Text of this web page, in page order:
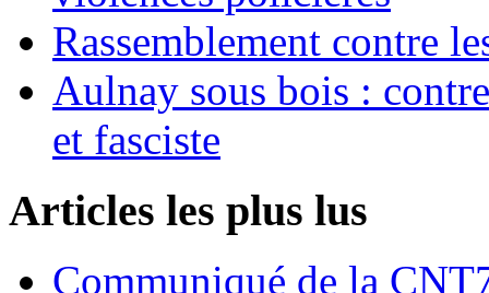
Rassemblement contre
Aulnay sous bois :
et fasciste
Articles les plus lus
Communiqué de la